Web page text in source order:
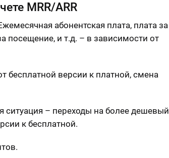
MRR/ARR
абонентская плата, плата за
посещение, и т.д. – в зависимости от
бесплатной версии к платной, смена
ситуация – переходы на более дешевый
к бесплатной.